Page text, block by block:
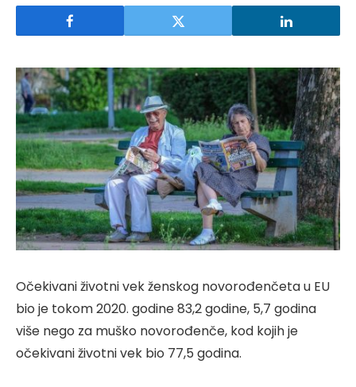
Očekivani životni vek ženskog novorođenčeta u EU
bio je tokom 2020. godine 83,2 godine, 5,7 godina
više nego za muško novorođenče, kod kojih je
očekivani životni vek bio 77,5 godina.